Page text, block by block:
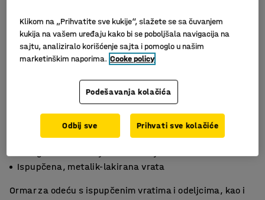
2 vertikalna pretinaca
Ispupčena, metalik-lakirana vrata
Ormar za odeću s ispupčenim vratima i odeljcima, kao i
Klikom na „Prihvatite sve kukije“, slažete se sa čuvanjem
kukija na vašem uređaju kako bi se poboljšala navigacija na
sajtu, analiziralo korišćenje sajta i pomoglo u našim
marketinškim naporima. Cooke policy
Podešavanja kolačića
Odbij sve Prihvati sve kolačiće